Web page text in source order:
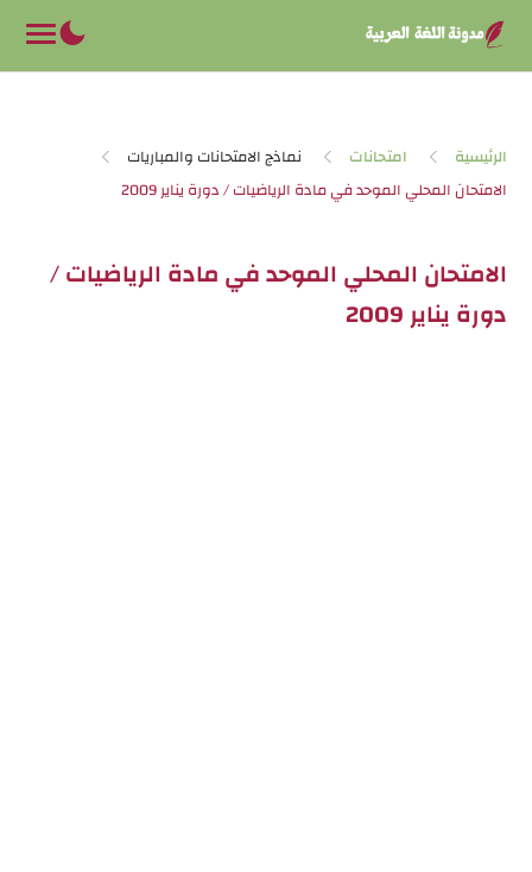
الرئيسية امتحانات نماذج الامتحانات والمباريات
الامتحان المحلي الموحد في مادة الرياضيات /
دورة يناير 2009